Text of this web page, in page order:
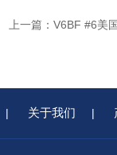
上一篇： V6BF #6美
| 关于我们 |